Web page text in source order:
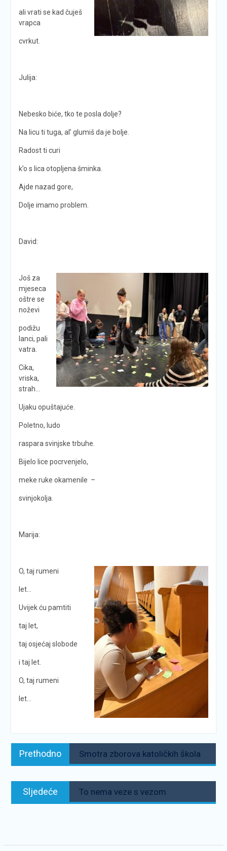
ali vrati se kad čuješ
vrapca
cvrkut.
Julija:
Nebesko biće, tko te posla dolje?
Na licu ti tuga, al’ glumiš da je bolje.
Radost ti curi
k’o s lica otopljena šminka.
Ajde nazad gore,
Dolje imamo problem.
David:
Još za
mjeseca
oštre se
noževi
podižu
lanci, pali
vatra.
Cika,
vriska,
strah…
Ujaku opuštajuće.
Poletno, ludo
raspara svinjske trbuhe.
Bijelo lice pocrvenjelo,
meke ruke okamenile –
svinjokolja.
Marija:
O, taj rumeni
let…
Uvijek ću pamtiti
taj let,
taj osjećaj slobode
i taj let.
O, taj rumeni
let…
Navigacija
objava
Prethodno Smotra zborova katoličkih škola
Sljedeće To nema veze s vezom